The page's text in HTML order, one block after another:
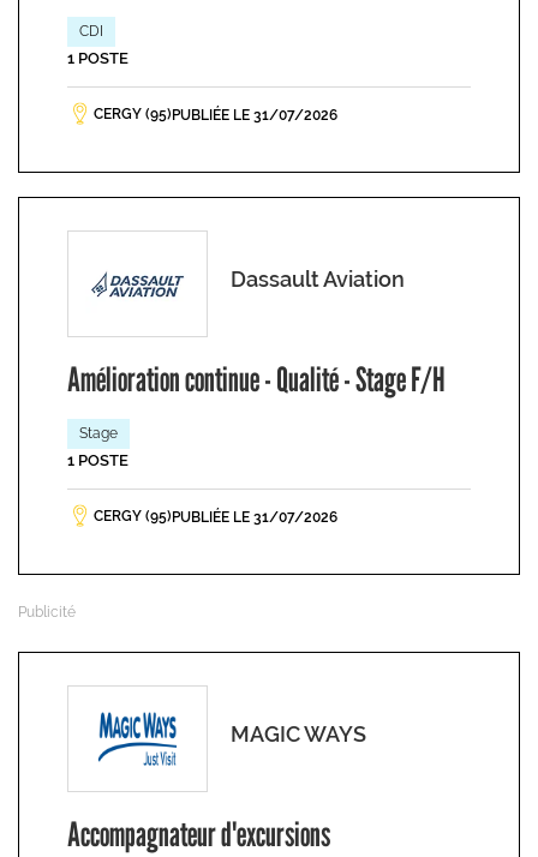
CDI
1 POSTE
CERGY (95) PUBLIÉE LE 31/07/2026
Dassault Aviation
Amélioration continue - Qualité - Stage F/H
Stage
1 POSTE
CERGY (95) PUBLIÉE LE 31/07/2026
MAGIC WAYS
Accompagnateur d'excursions